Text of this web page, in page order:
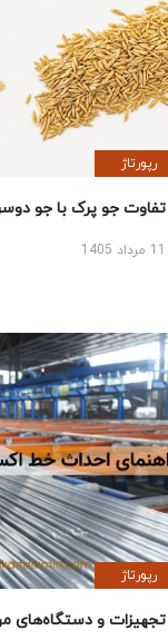
رپورتاژ
تفاوت جو پرک با جو
رپورتاژ
تجهیزات و دستگاه‌های